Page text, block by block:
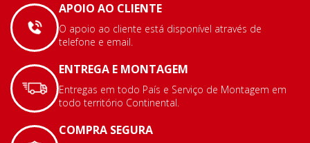
APOIO AO CLIENTE
O apoio ao cliente está disponível através de
telefone e email.
ENTREGA E MONTAGEM
Entregas em todo País e Serviço de Montagem em
todo território Continental.
COMPRA SEGURA